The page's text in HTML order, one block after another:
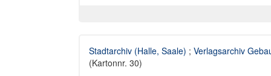
Stadtarchiv (Halle, Saale) ; Verlagsarchiv
(Kartonnr. 30)